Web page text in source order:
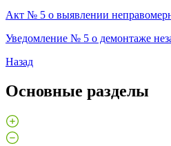
Акт № 5 о выявлении
Уведомление № 5 о демонтаже
Назад
Основные разделы